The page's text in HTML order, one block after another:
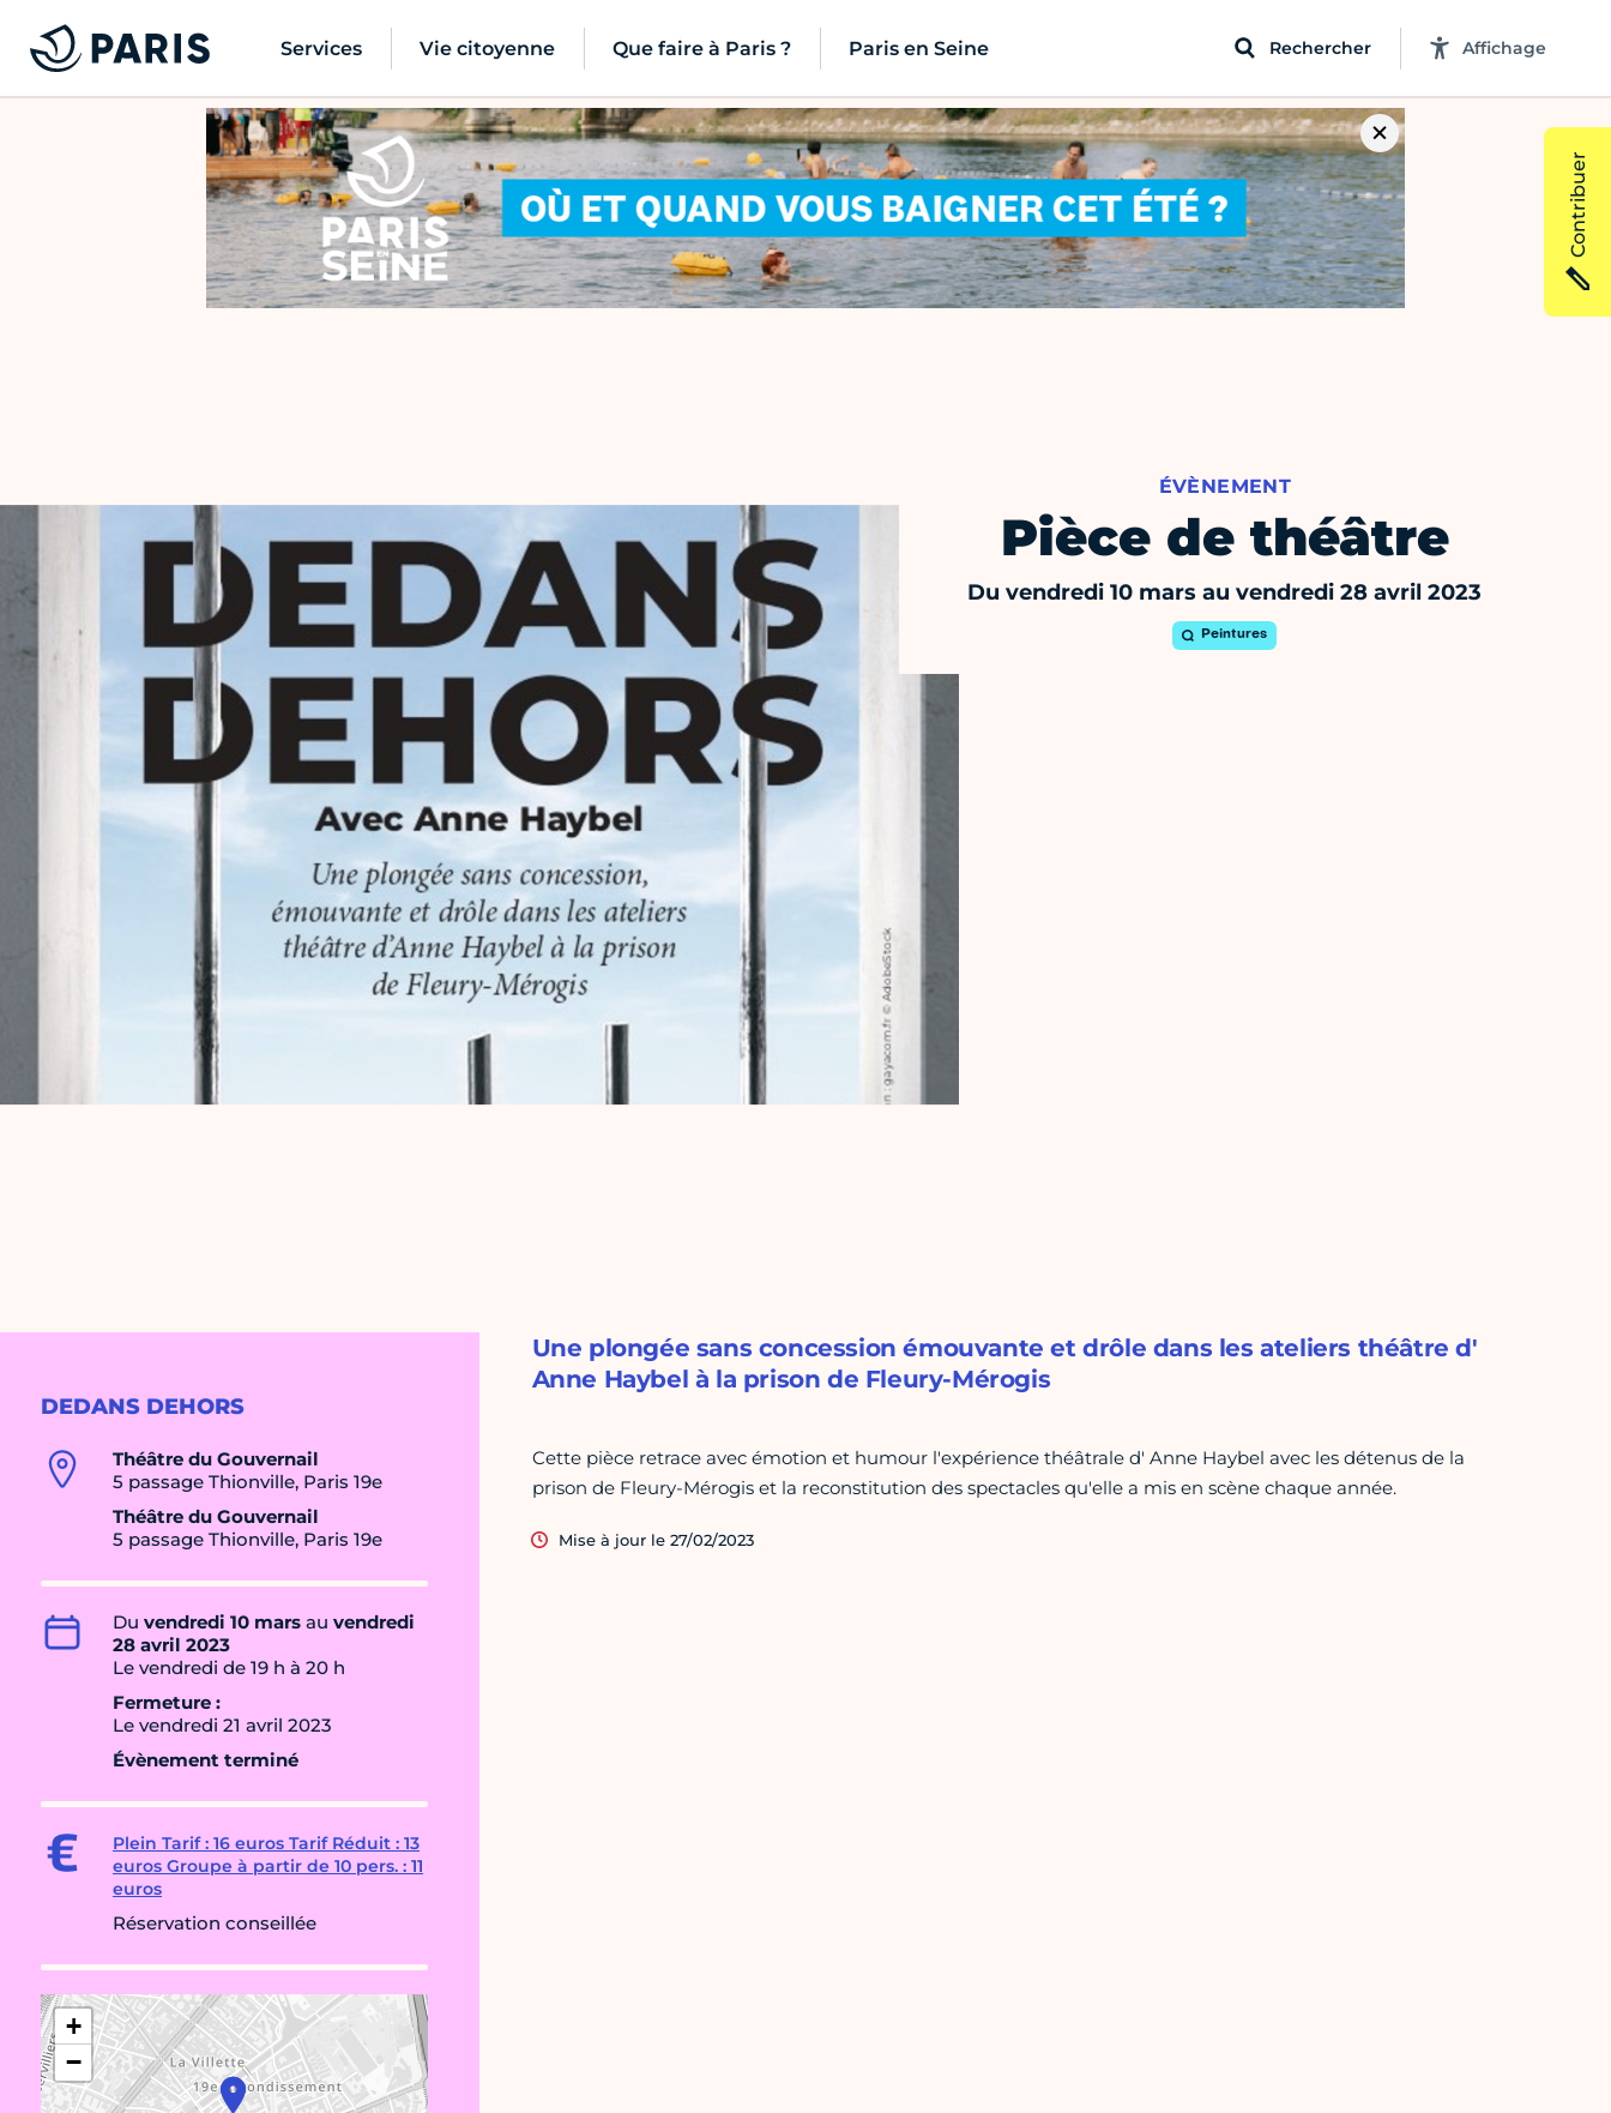
Services Vie citoyenne Que faire à Paris ? Paris en Seine Rechercher Affichage
ÉVÈNEMENT
Pièce de théâtre
Du vendredi 10 mars au vendredi 28 avril 2023
Peintures
DEDANS DEHORS
Théâtre du Gouvernail
5 passage Thionville, Paris 19e
Théâtre du Gouvernail
5 passage Thionville, Paris 19e
Du vendredi 10 mars au vendredi
28 avril 2023
Le vendredi de 19 h à 20 h
Fermeture :
Le vendredi 21 avril 2023
Évènement terminé
Plein Tarif : 16 euros Tarif Réduit : 13
euros Groupe à partir de 10 pers. : 11
euros
Réservation conseillée
+
−
Une plongée sans concession émouvante et drôle dans les ateliers théâtre d'
Anne Haybel à la prison de Fleury-Mérogis
Cette pièce retrace avec émotion et humour l'expérience théâtrale d' Anne Haybel avec les détenus de la
prison de Fleury-Mérogis et la reconstitution des spectacles qu'elle a mis en scène chaque année.
Mise à jour le 27/02/2023
Contribuer